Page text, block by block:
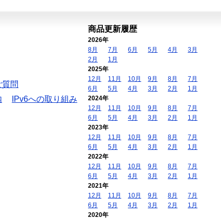
問
IPv6への取り組み
商品更新履歴
2026年
8月
7月 6月 5月 4月
3月
2月
1月
2025年
12月
11月 10月 9月 8月
7月
6月
5月 4月 3月 2月
1月
2024年
12月
11月 10月 9月 8月
7月
6月
5月 4月 3月 2月
1月
2023年
12月
11月 10月 9月 8月
7月
6月
5月 4月 3月 2月
1月
2022年
12月
11月 10月 9月 8月
7月
6月
5月 4月 3月 2月
1月
2021年
12月
11月 10月 9月 8月
7月
6月
5月 4月 3月 2月
1月
2020年